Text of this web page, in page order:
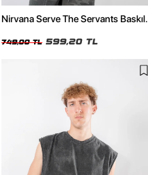
Nirvana Serve The Servants Baskılı
749,00 TL 599,20 TL